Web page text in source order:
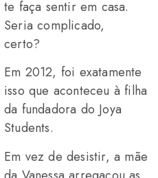
te faça sentir em casa.
Seria complicado,
certo?
Em 2012, foi exatamente
isso que aconteceu à filha
da fundadora do Joya
Students.
Em vez de desistir, a mãe